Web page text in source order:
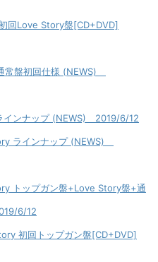
回Love Story盤[CD+DVD]
常盤初回仕様 (NEWS)
インナップ (NEWS) 2019/6/12
ラインナップ (NEWS)
トップガン盤+Love Story盤+通
6/12
初回トップガン盤[CD+DVD]